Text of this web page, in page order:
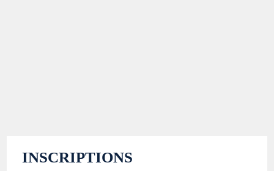
INSCRIPTIONS